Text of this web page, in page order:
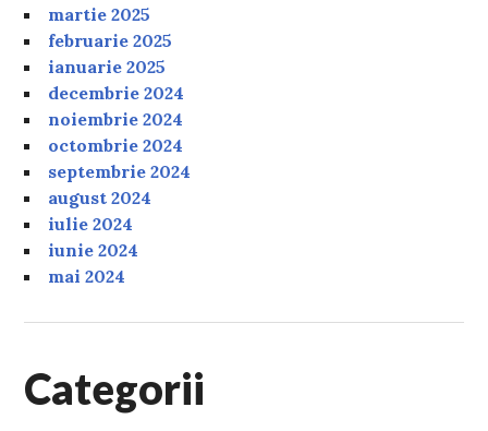
martie 2025
februarie 2025
ianuarie 2025
decembrie 2024
noiembrie 2024
octombrie 2024
septembrie 2024
august 2024
iulie 2024
iunie 2024
mai 2024
Categorii